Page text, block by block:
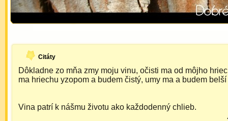
Citáty
Dôkladne zo mňa zmy moju vinu, očisti ma od môjho
ma hriechu yzopom a budem čistý, umy ma a budem
Vina patrí k nášmu životu ako každodenný chlieb.